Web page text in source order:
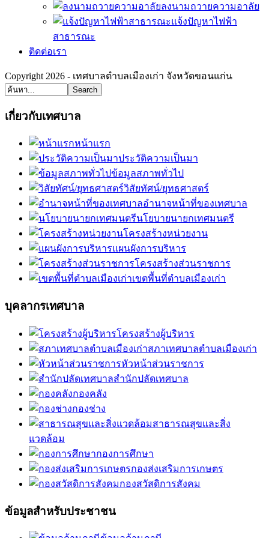
ลงนามถวายความอาลัย
แจ้งปัญหาไฟฟ้า
สาธารณะ
ติดต่อเรา
Copyright 2026 - เทศบาลตำบลเมืองเก่า จังหวัดขอนแก่น
Search
เกี่ยวกับเทศบาล
หน้าแรก
ประวัติความเป็นมา
ข้อมูลสภาพทั่วไป
วิสัยทัศน์/ยุทธศาสตร์
อำนาจหน้าที่ของเทศบาล
นโยบายนายกเทศมนตรี
โครงสร้างหน่วยงาน
แผนผังการบริหาร
โครงสร้างส่วนราชการ
เขตพื้นที่ตำบลเมืองเก่า
บุคลากรเทศบาล
โครงสร้างผู้บริหาร
สภาเทศบาลตำบลเมืองเก่า
หัวหน้าส่วนราชการ
สำนักปลัดเทศบาล
กองคลัง
กองช่าง
สาธารณสุขและสิ่ง
แวดล้อม
กองการศึกษา
กองส่งเสริมการเกษตร
กองสวัสดิการสังคม
ข้อมูลสำหรับประชาชน